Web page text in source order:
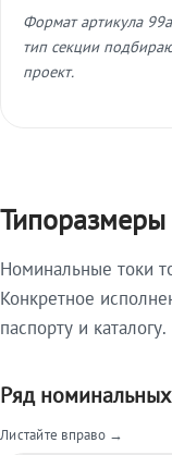
Формат артикула
тип секции
проект.
Номинальные токи
Конкретное
паспорту и каталогу.
Ряд
Листайте вправо →